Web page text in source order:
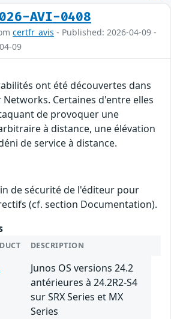
AVI-0408
certfr_avis - Published: 2026-04-09 -
09
ont été découvertes dans
Certaines d'entre elles
de provoquer une
à distance, une élévation
de service à distance.
de sécurité de l'éditeur pour
(cf. section Documentation).
DESCRIPTION
Junos OS versions 24.2
antérieures à 24.2R2-S4
sur SRX Series et MX
Series